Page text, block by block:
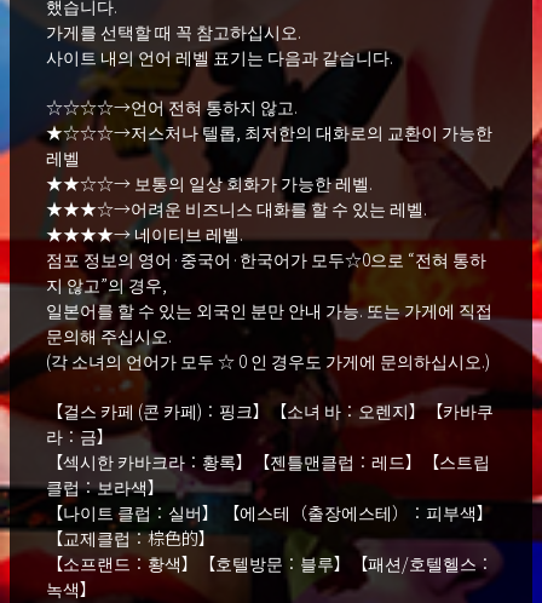
했습니다.
가게를 선택할 때 꼭 참고하십시오.
사이트 내의 언어 레벨 표기는 다음과 같습니다.
☆☆☆☆→언어 전혀 통하지 않고.
★☆☆☆→저스처나 텔롭, 최저한의 대화로의 교환이 가능한
레벨
★★☆☆→ 보통의 일상 회화가 가능한 레벨.
★★★☆→어려운 비즈니스 대화를 할 수 있는 레벨.
★★★★→ 네이티브 레벨.
점포 정보의 영어·중국어·한국어가 모두☆0으로 “전혀 통하
지 않고”의 경우,
일본어를 할 수 있는 외국인 분만 안내 가능. 또는 가게에 직접
문의해 주십시오.
(각 소녀의 언어가 모두 ☆ 0 인 경우도 가게에 문의하십시오.)
【걸스 카페 (콘 카페)：핑크】【소녀 바：오렌지】【카바쿠
라：금】
【섹시한 카바크라：황록】【젠틀맨클럽：레드】【스트립
클럽：보라색】
【나이트 클럽：실버】 【에스테（출장에스테）：피부색】
【교제클럽：棕色的】
【소프랜드：황색】【호텔방문：블루】【패션/호텔헬스：
녹색】